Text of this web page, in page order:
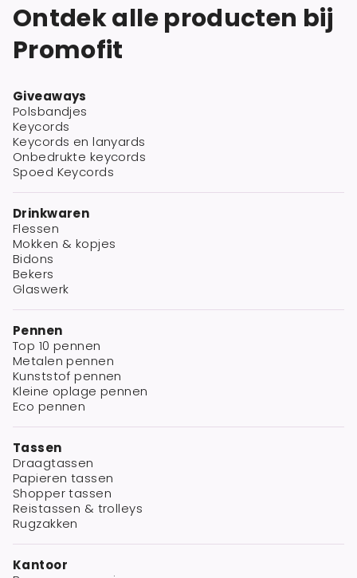
Ontdek alle producten bij
Promofit
Giveaways
Polsbandjes
Keycords
Keycords en lanyards
Onbedrukte keycords
Spoed Keycords
Drinkwaren
Flessen
Mokken & kopjes
Bidons
Bekers
Glaswerk
Pennen
Top 10 pennen
Metalen pennen
Kunststof pennen
Kleine oplage pennen
Eco pennen
Tassen
Draagtassen
Papieren tassen
Shopper tassen
Reistassen & trolleys
Rugzakken
Kantoor